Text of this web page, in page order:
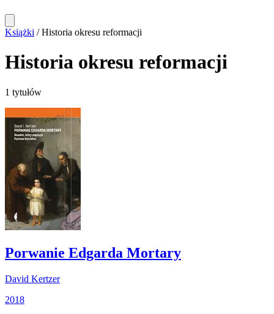
Książki / Historia okresu reformacji
Historia okresu reformacji
1 tytułów
Porwanie Edgarda Mortary
David Kertzer
2018